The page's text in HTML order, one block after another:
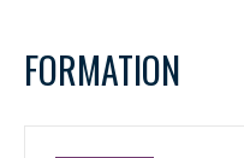
FORMATION